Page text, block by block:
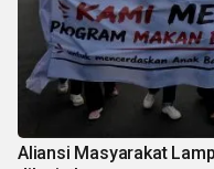
Aliansi Masyarakat